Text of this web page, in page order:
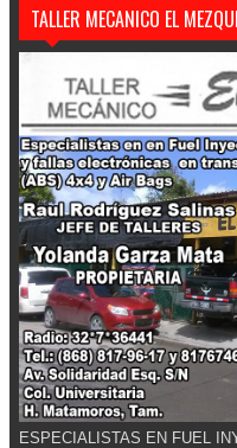
TALLER MECANICO EL
ESPECIALISTAS EN FUEL